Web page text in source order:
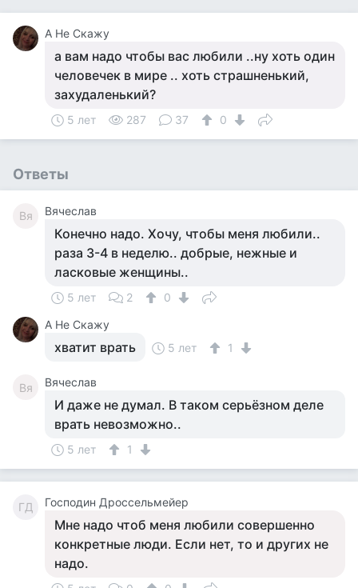
А Не Скажу
а вам надо чтобы вас любили ..ну хоть один
человечек в мире .. хоть страшненький,
захудаленький?
5 лет 287 37 0
Ответы
Вя Вячеслав
Конечно надо. Хочу, чтобы меня любили..
раза 3-4 в неделю.. добрые, нежные и
ласковые женщины..
5 лет 2
0
А Не Скажу
хватит врать 5 лет 1
Вя Вячеслав
И даже не думал. В таком серьёзном деле
врать невозможно..
5 лет 1
ГД Господин Дроссельмейер
Мне надо чтоб меня любили совершенно
конкретные люди. Если нет, то и других не
надо.